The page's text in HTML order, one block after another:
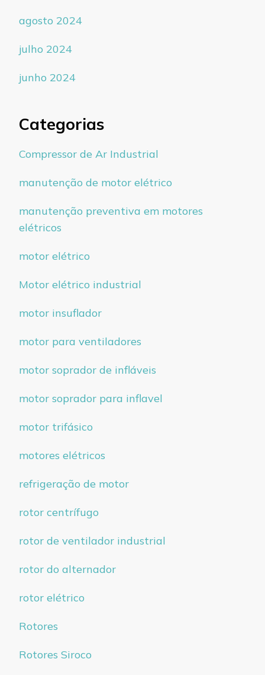
agosto 2024
julho 2024
junho 2024
Categorias
Compressor de Ar Industrial
manutenção de motor elétrico
manutenção preventiva em motores
elétricos
motor elétrico
Motor elétrico industrial
motor insuflador
motor para ventiladores
motor soprador de infláveis
motor soprador para inflavel
motor trifásico
motores elétricos
refrigeração de motor
rotor centrífugo
rotor de ventilador industrial
rotor do alternador
rotor elétrico
Rotores
Rotores Siroco